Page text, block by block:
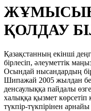
ҚОЛДАУ
Қазақстанның екінші
бірлесіп, әлеуметтік
Осындай нысандардың
Шипажай 2005 жылдан
денсаулыққа пайдалы
халыққа қызмет көрсетіп
түкпір-түкпірінен